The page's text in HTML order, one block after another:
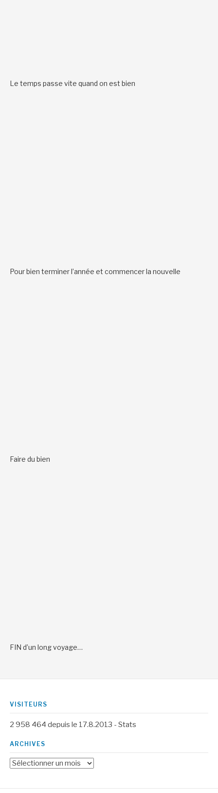
Le temps passe vite quand on est bien
Pour bien terminer l’année et commencer la nouvelle
Faire du bien
FIN d’un long voyage…
VISITEURS
2 958 464 depuis le 17.8.2013 - Stats
ARCHIVES
Archives